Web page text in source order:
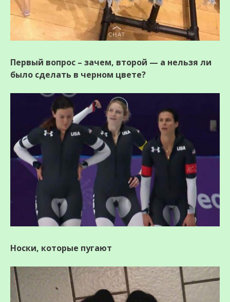
Первый вопрос – зачем, второй — а нельзя ли
было сделать в черном цвете?
Носки, которые пугают